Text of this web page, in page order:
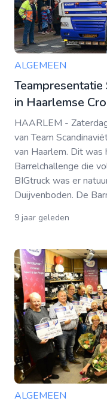
ALGEMEEN
in Haarlemse
HAARLEM -
van Team
van Haarlem. Dit
Barrelchallenge die
BIGtruck was er
Duijvenboden. De
9 jaar geleden
ALGEMEEN